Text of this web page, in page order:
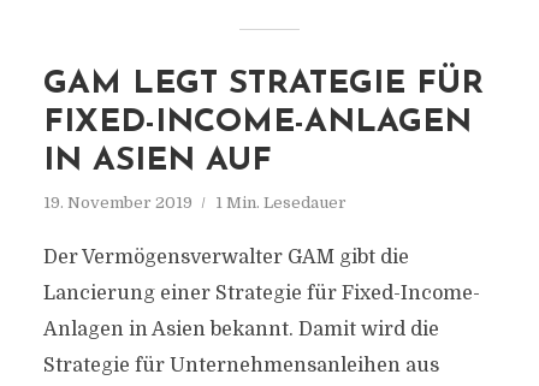
GAM LEGT STRATEGIE FÜR
FIXED-INCOME-ANLAGEN
IN ASIEN AUF
19. November 2019 1 Min. Lesedauer
Der Vermögensverwalter GAM gibt die
Lancierung einer Strategie für Fixed-Income-
Anlagen in Asien bekannt. Damit wird die
Strategie für Unternehmensanleihen aus